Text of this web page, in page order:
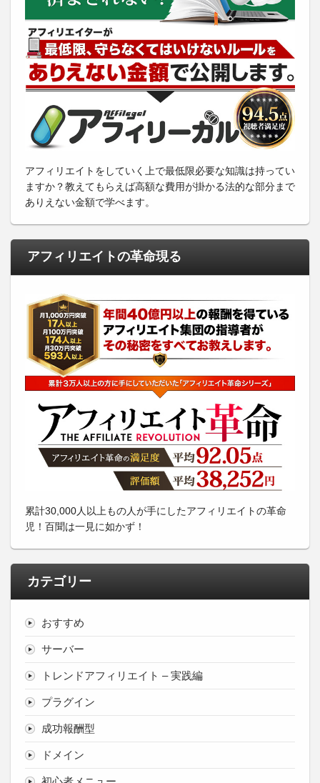
アフィリエイトをしていく上で最低限必要な知識は持ってい
ますか？教えてもらえば高額な費用が掛かる法的な部分まで
ありえない金額で学べます。
アフィリエイトの革命現る
累計30,000人以上もの人が手にしたアフィリエイトの革命
児！百聞は一見に如かず！
カテゴリー
おすすめ
サーバー
トレンドアフィリエイト – 実践編
プラグイン
成功報酬型
ドメイン